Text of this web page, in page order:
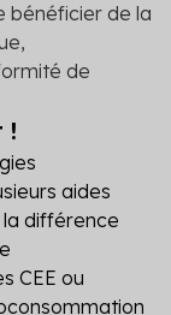
bénéficier de la
de
!
aides
la différence
CEE ou